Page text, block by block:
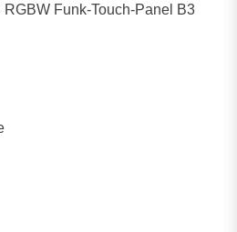
Funk-Touch-Panel B3